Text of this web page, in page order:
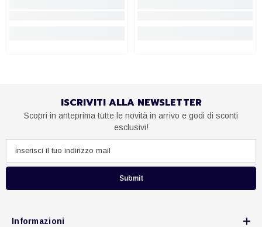
ISCRIVITI ALLA NEWSLETTER
Scopri in anteprima tutte le novità in arrivo e godi di sconti
esclusivi!
Submit
Informazioni